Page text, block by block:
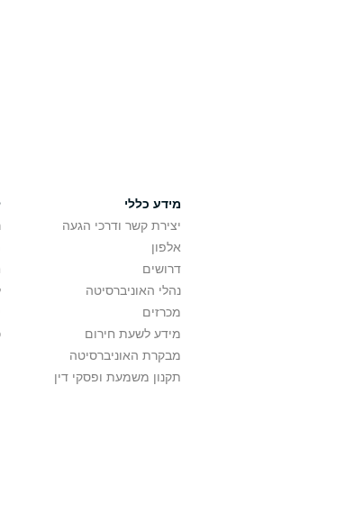
מידע כללי
יצירת קשר ודרכי הגעה
אלפון
דרושים
נהלי האוניברסיטה
מכרזים
מידע לשעת חירום
מבקרת האוניברסיטה
תקנון משמעת ופסקי דין